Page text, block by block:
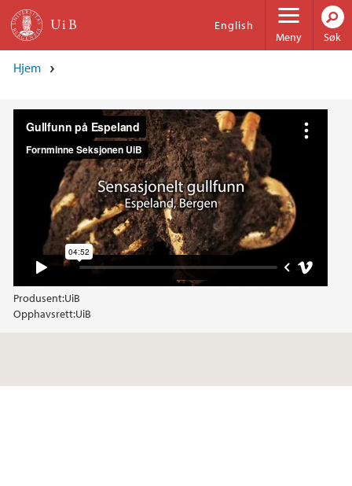
Hopp til hovedinnhold
Meny
English
Søk
Hjem
Produsent:UiB
Opphavsrett:UiB